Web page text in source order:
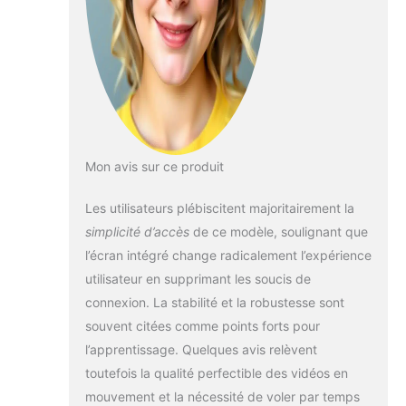
mais peut rapidement voir l'état
en temps réel du drone sur
l'écran. Cela augmente l'efficacité
opérationnelle et minimise les
erreurs causées par des
consultations d'informations
retardées. 【GPS Smart Return】
Le drone avec écran est équipé
d'un système GPS. Lorsqu'il
détecte un faible niveau de
automatiquement un itinéraire de
retour afin d'éviter les
atterrissages d'urgence dus à une
panne de courant. En cas de
perte de signal, il amorce
immédiatement le retour, ce qui
minimise le risque de perte de
l'appareil et améliore
considérablement la sécurité du
vol. 【Fonctions GPS】 Grâce à
Mon avis sur ce produit
Les utilisateurs plébiscitent majoritairement la
simplicité d’accèsde ce modèle, soulignant que
l’écran intégré change radicalement l’expérience
utilisateur en supprimant les soucis de
connexion. La stabilité et la robustesse sont
souvent citées comme points forts pour
l’apprentissage. Quelques avis relèvent
toutefois la qualité perfectible des vidéos en
mouvement et la nécessité de voler par temps